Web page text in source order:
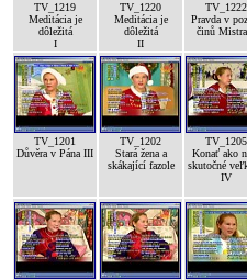
TV_1219
Meditácia je
dôležitá
I
TV_1220
Meditácia je
dôležitá
II
TV_1222
Pravda v
činů
TV_1201
Důvěra v Pána III
TV_1202
Stará žena a
skákající fazole
TV_1205
Konať ako
skutočné
IV